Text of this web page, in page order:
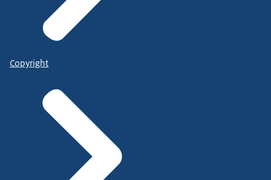
Copyright